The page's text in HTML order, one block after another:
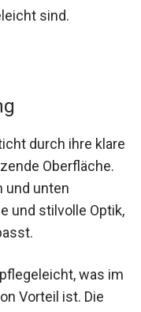
sind.
durch ihre klare
Oberfläche.
und unten
und stilvolle Optik,
was im
Vorteil ist. Die